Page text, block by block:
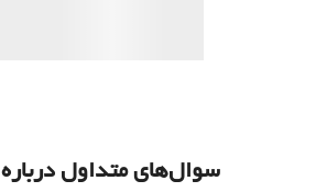
سوال‌های متداول درباره Demeure & Dépendance Chambres D Hôtes Depuis 2012